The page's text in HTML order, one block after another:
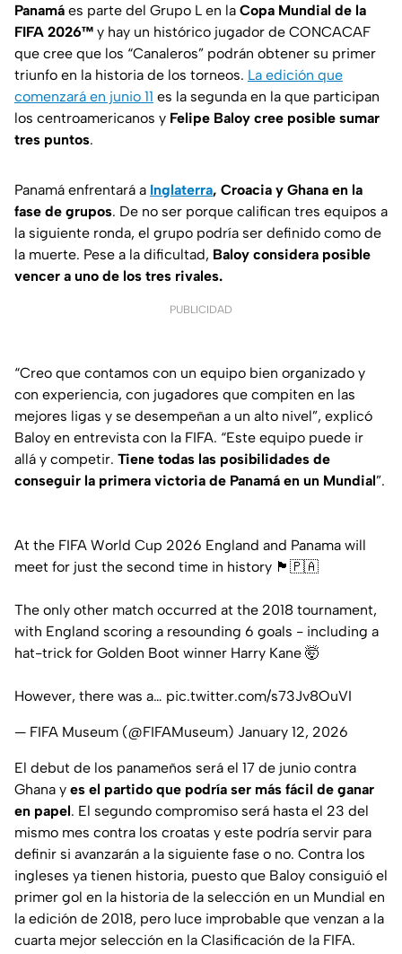
Panamá es parte del Grupo L en la Copa Mundial de la
FIFA 2026™ y hay un histórico jugador de CONCACAF
que cree que los “Canaleros” podrán obtener su primer
triunfo en la historia de los torneos. La edición que
comenzará en junio 11 es la segunda en la que participan
los centroamericanos y Felipe Baloy cree posible sumar
tres puntos.
Panamá enfrentará a Inglaterra, Croacia y Ghana en la
fase de grupos. De no ser porque califican tres equipos a
la siguiente ronda, el grupo podría ser definido como de
la muerte. Pese a la dificultad, Baloy considera posible
vencer a uno de los tres rivales.
PUBLICIDAD
“Creo que contamos con un equipo bien organizado y
con experiencia, con jugadores que compiten en las
mejores ligas y se desempeñan a un alto nivel”, explicó
Baloy en entrevista con la FIFA. “Este equipo puede ir
allá y competir. Tiene todas las posibilidades de
conseguir la primera victoria de Panamá en un Mundial”.
At the FIFA World Cup 2026 England and Panama will
meet for just the second time in history 🏴󠁧󠁢󠁥󠁮󠁧󠁿🇵🇦
The only other match occurred at the 2018 tournament,
with England scoring a resounding 6 goals - including a
hat-trick for Golden Boot winner Harry Kane 🤯
However, there was a… pic.twitter.com/s73Jv8OuVI
— FIFA Museum (@FIFAMuseum) January 12, 2026
El debut de los panameños será el 17 de junio contra
Ghana y es el partido que podría ser más fácil de ganar
en papel. El segundo compromiso será hasta el 23 del
mismo mes contra los croatas y este podría servir para
definir si avanzarán a la siguiente fase o no. Contra los
ingleses ya tienen historia, puesto que Baloy consiguió el
primer gol en la historia de la selección en un Mundial en
la edición de 2018, pero luce improbable que venzan a la
cuarta mejor selección en la Clasificación de la FIFA.